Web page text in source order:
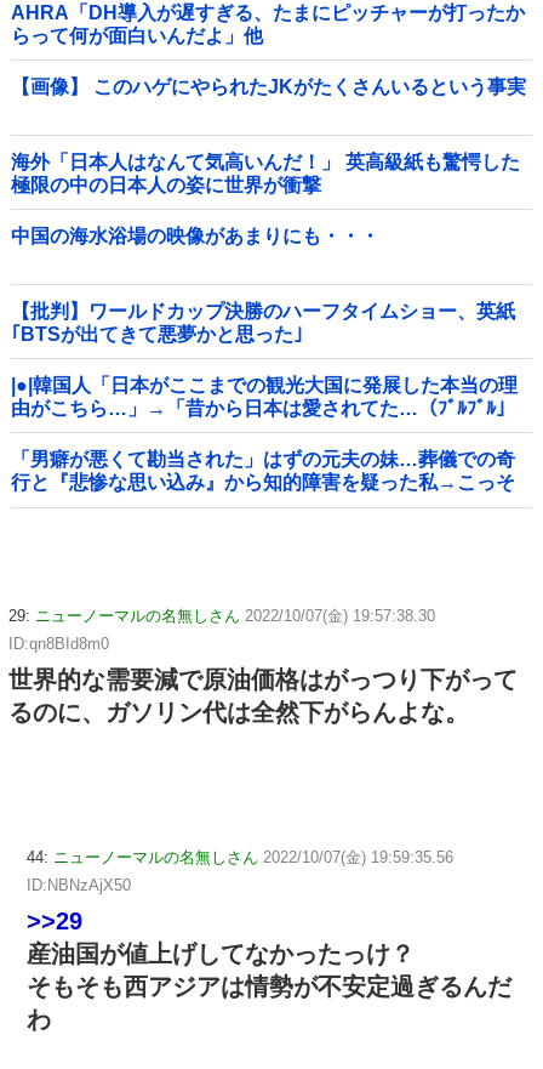
AHRA「DH導入が遅すぎる、たまにピッチャーが打ったか
らって何が面白いんだよ」他
【画像】 このハゲにやられたJKがたくさんいるという事実
海外「日本人はなんて気高いんだ！」 英高級紙も驚愕した
極限の中の日本人の姿に世界が衝撃
中国の海水浴場の映像があまりにも・・・
【批判】ワールドカップ決勝のハーフタイムショー、英紙
｢BTSが出てきて悪夢かと思った｣
|●|韓国人「日本がここまでの観光大国に発展した本当の理
由がこちら…」→「昔から日本は愛されてた…（ﾌﾞﾙﾌﾞﾙ」
＝韓国の反応
「男癖が悪くて勘当された」はずの元夫の妹…葬儀での奇
行と『悲惨な思い込み』から知的障害を疑った私→こっそ
り病院へ誘導し行政保護させた話
29: ニューノーマルの名無しさん 2022/10/07(金) 19:57:38.30
ID:qn8BId8m0
世界的な需要減で原油価格はがっつり下がって
るのに、ガソリン代は全然下がらんよな。
44: ニューノーマルの名無しさん 2022/10/07(金) 19:59:35.56
ID:NBNzAjX50
>>29
産油国が値上げしてなかったっけ？
そもそも西アジアは情勢が不安定過ぎるんだ
わ